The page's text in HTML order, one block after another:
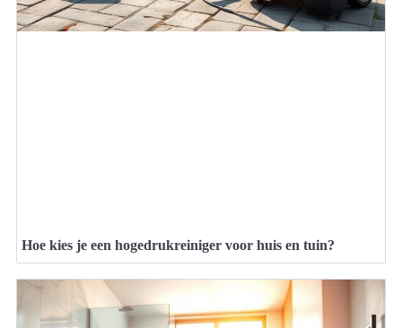
Hoe kies je een hogedrukreiniger voor huis en tuin?